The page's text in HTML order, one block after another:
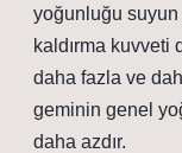
yoğunluğu
kaldırma kuvveti
daha fazla ve
geminin genel
daha azdır.